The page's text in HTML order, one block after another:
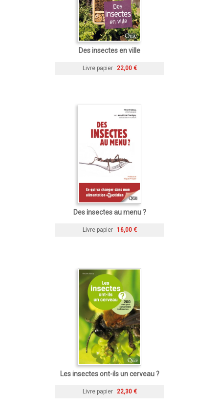
Des insectes en ville
Livre papier 22,00 €
Des insectes au menu ?
Livre papier 16,00 €
Les insectes ont-ils un cerveau ?
Livre papier 22,30 €